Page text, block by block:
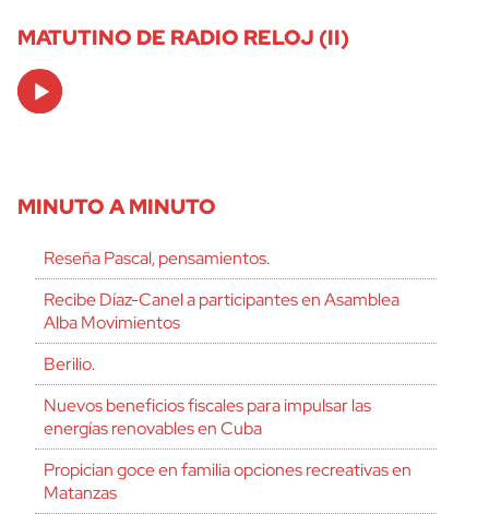
MATUTINO DE RADIO RELOJ (II)
Audio
Player
MINUTO A MINUTO
Reseña Pascal, pensamientos.
Recibe Díaz-Canel a participantes en Asamblea
Alba Movimientos
Berilio.
Nuevos beneficios fiscales para impulsar las
energías renovables en Cuba
Propician goce en familia opciones recreativas en
Matanzas